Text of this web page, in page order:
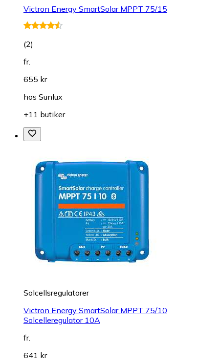
Victron Energy SmartSolar MPPT 75/15
(2)
fr.
655 kr
hos Sunlux
+11 butiker
Solcellsregulatorer
Victron Energy SmartSolar MPPT 75/10
Solcelleregulator 10A
fr.
641 kr